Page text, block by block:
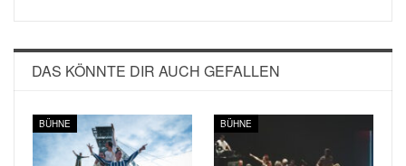
DAS KÖNNTE DIR AUCH GEFALLEN
BÜHNE BÜHNE